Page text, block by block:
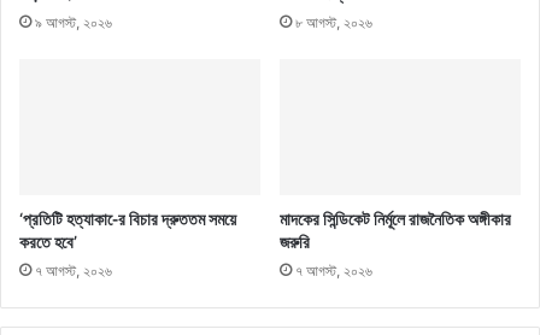
৯ আগস্ট, ২০২৬ ৮ আগস্ট, ২০২৬
‘প্রতিটি হত্যাকা-ের বিচার দ্রুততম সময়ে
করতে হবে’
৭ আগস্ট, ২০২৬
মাদকের সিন্ডিকেট নির্মূলে রাজনৈতিক অঙ্গীকার
জরুরি
৭ আগস্ট, ২০২৬